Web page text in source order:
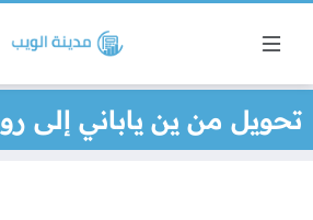
تحويل من ين ياباني إلى